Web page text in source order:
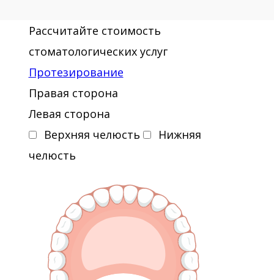
Рассчитайте стоимость
стоматологических услуг
Протезирование
Правая сторона
Левая сторона
Верхняя челюсть
Нижняя
челюсть